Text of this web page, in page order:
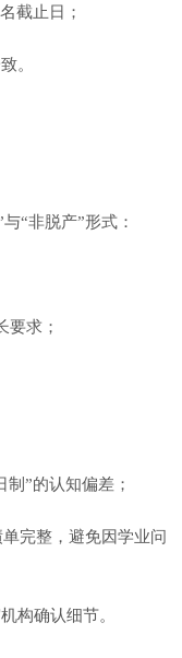
截止日；
。
“非脱产”形式：
求；
”的认知偏差；
完整，避免因学业问
构确认细节。